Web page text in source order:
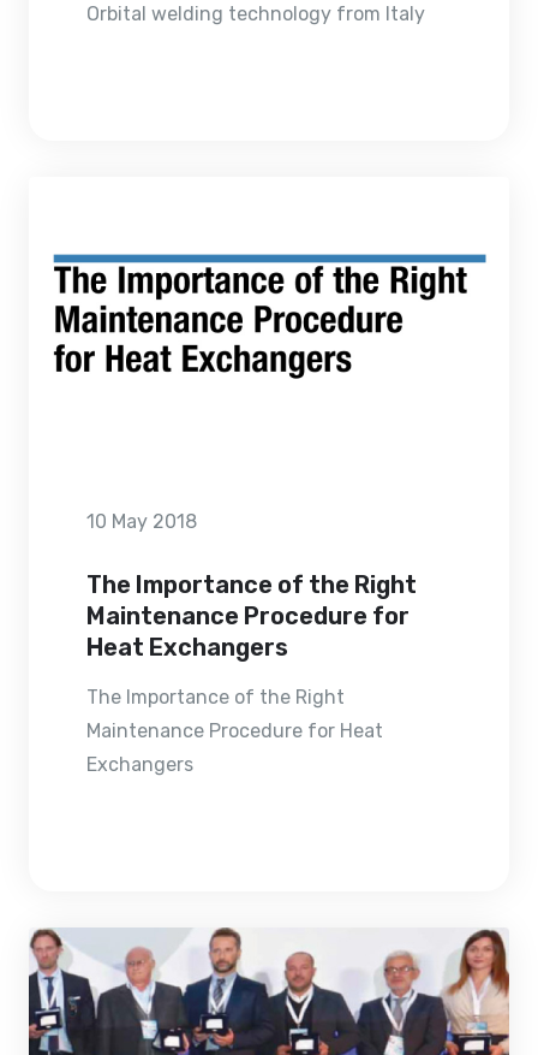
Orbital welding technology from Italy
10 May 2018
The Importance of the Right
Maintenance Procedure for
Heat Exchangers
The Importance of the Right
Maintenance Procedure for Heat
Exchangers